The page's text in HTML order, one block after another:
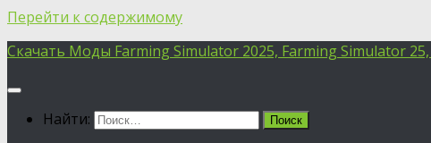
Перейти к содержимому
Скачать Моды Farming Simulator 2025, Farming Simulator
Найти: